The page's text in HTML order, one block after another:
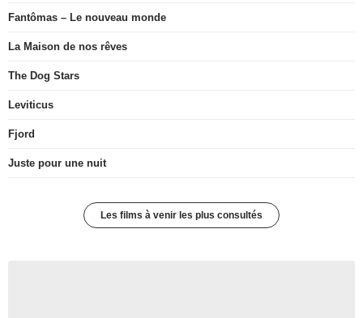
Fantômas – Le nouveau monde
La Maison de nos rêves
The Dog Stars
Leviticus
Fjord
Juste pour une nuit
Les films à venir les plus consultés